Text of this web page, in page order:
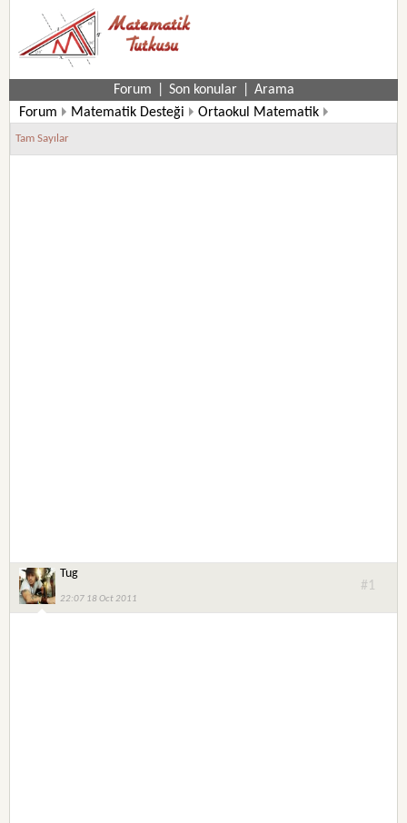
Forum Son konular
Arama
Forum
Matematik Desteği
Ortaokul Matematik
7. Sınıf Matematik Soruları
Tam Sayılar
Tug
22:07 18 Oct 2011
#1